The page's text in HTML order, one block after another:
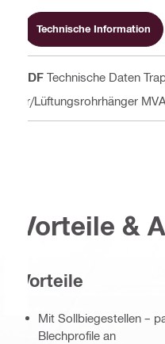
Technische Information
PDF Technische Daten
er/Lüftungsrohrhänger
Vorteile &
Vorteile
Mit Sollbiegestellen –
Blechprofile an